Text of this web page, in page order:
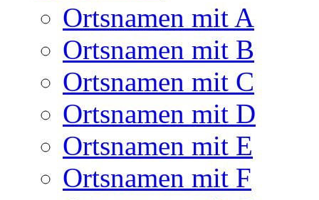
Ortsnamen mit A
Ortsnamen mit B
Ortsnamen mit C
Ortsnamen mit D
Ortsnamen mit E
Ortsnamen mit F